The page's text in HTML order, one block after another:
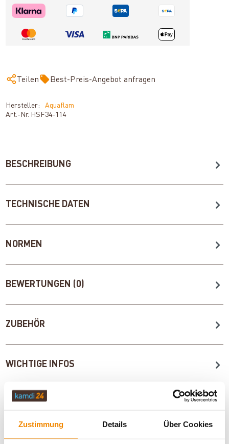
Zustimmung Details Über Cookies
Teilen Best-Preis-Angebot anfragen
Hersteller:
Aquaflam
Art.-Nr. HSF34-114
BESCHREIBUNG
TECHNISCHE DATEN
NORMEN
BEWERTUNGEN (0)
ZUBEHÖR
WICHTIGE INFOS
Dieses Produkt finden Sie unter: